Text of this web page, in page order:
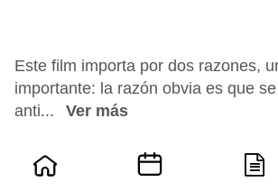
Este film importa por dos razones,
importante: la razón obvia es que
anti...
Ver más